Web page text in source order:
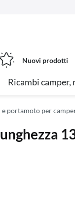
Nuovi prodotti
Ricambi
portamoto per